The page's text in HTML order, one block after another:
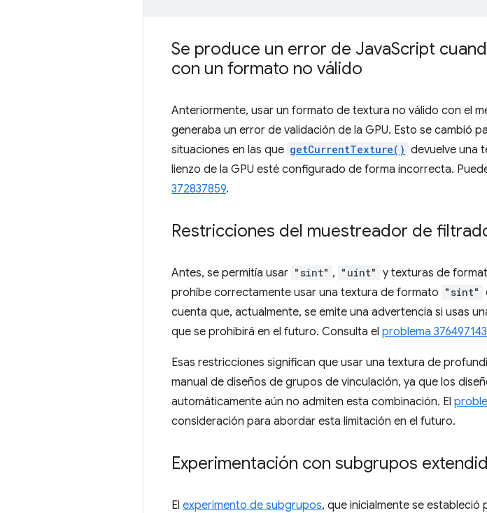
Se produce un error de JavaScript
con un formato no válido
Anteriormente, usar un formato de textura no válido con el
generaba un error de validación de la GPU. Esto se cambió
situaciones en las que getCurrentTexture() devuelve una
lienzo de la GPU esté configurado de forma incorrecta.
372837859.
Restricciones del muestreador de
Antes, se permitía usar "sint" , "uint" y texturas de
prohíbe correctamente usar una textura de formato "sint"
cuenta que, actualmente, se emite una advertencia si usas
que se prohibirá en el futuro. Consulta el problema 376497143
Esas restricciones significan que usar una textura de
manual de diseños de grupos de vinculación, ya que los
automáticamente aún no admiten esta combinación. El
consideración para abordar esta limitación en el futuro.
Experimentación con subgrupos
El experimento de subgrupos, que inicialmente se estableció